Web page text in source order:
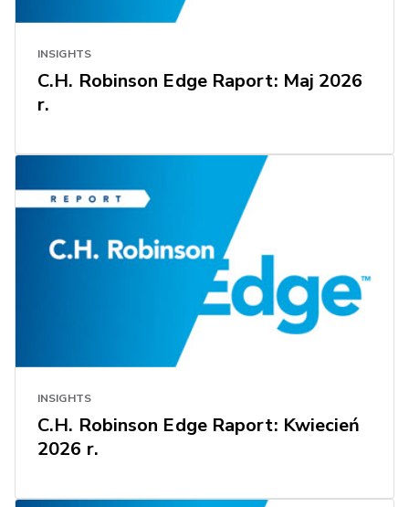
INSIGHTS
C.H. Robinson Edge Raport: Maj 2026
r.
INSIGHTS
C.H. Robinson Edge Raport: Kwiecień
2026 r.